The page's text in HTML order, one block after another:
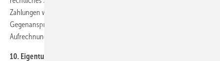
Zahlungen wegen irgendwelcher von GEM nicht anerkannter
Gegenansprüche des Bestellers nicht statthaft, ebenso wenig die
Aufrechnung mit solchen.
10. Eigentumsvorbehalt